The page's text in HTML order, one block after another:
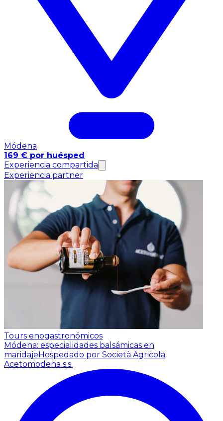
Módena
169 € por huésped
Experiencia compartida
Experiencia partner
Tours enogastronómicos
Módena: especialidades balsámicas en
maridaje Hospedado por Società Agricola
Acetomodena s.s.